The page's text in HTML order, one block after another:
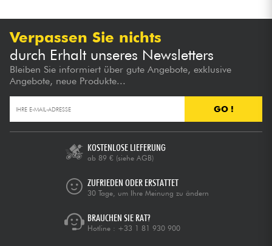
Verpassen Sie nichts
durch Erhalt unseres Newsletters
Bleiben Sie informiert über gute Angebote, exklusive
Angebote, neue Produkte...
GO !
KOSTENLOSE LIEFERUNG
ab 89 € (siehe AGB)
ZUFRIEDEN ODER ERSTATTET
30 Tage, um Ihre Meinung zu ändern
BRAUCHEN SIE RAT?
Hotline : +33 1 81 930 900